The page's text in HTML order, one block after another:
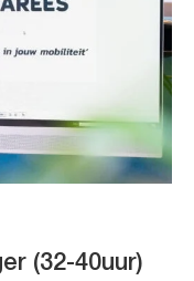
(32-40uur)